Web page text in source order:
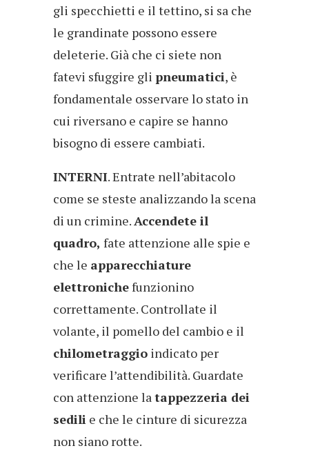
gli specchietti e il tettino, si sa che
le grandinate possono essere
deleterie. Già che ci siete non
fatevi sfuggire gli pneumatici, è
fondamentale osservare lo stato in
cui riversano e capire se hanno
bisogno di essere cambiati.
INTERNI. Entrate nell’abitacolo
come se steste analizzando la scena
di un crimine.Accendete il
quadro, fate attenzione alle spie e
che le apparecchiature
elettronichefunzionino
correttamente. Controllate il
volante, il pomello del cambio e il
chilometraggio indicato per
verificare l’attendibilità. Guardate
con attenzione latappezzeria dei
sedili e che le cinture di sicurezza
non siano rotte.